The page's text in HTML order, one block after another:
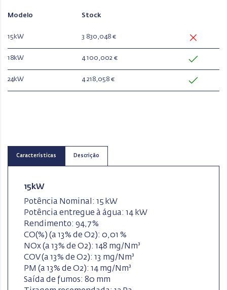
Modelo Stock
15kW 3 830,048 €
18kW 4 100,002 €
24kW 4 218,058 €
Características Descrição
15kW
Potência Nominal: 15 kW
Potência entregue à água: 14 kW
Rendimento: 94,7 %
CO(%) (a 13% de O2): 0,01 %
NOx (a 13% de O2): 148 mg/Nm³
COV (a 13% de O2): 13 mg/Nm³
PM (a 13% de O2): 14 mg/Nm³
Saída de fumos: 80 mm